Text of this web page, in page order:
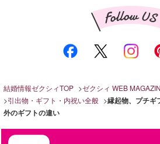
結婚情報ゼクシィTOP ゼクシィ WEB
引出物・ギフト・内祝い全般
縁起物、プチギ
外のギフトの違い